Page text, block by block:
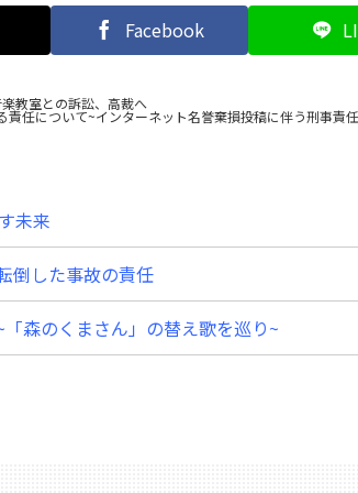
Facebook
教室との訴訟、高裁へ
責任について~インターネット名誉棄損投稿に伴う刑事責
未来
倒した事故の責任
森のくまさん」の替え歌を巡り~